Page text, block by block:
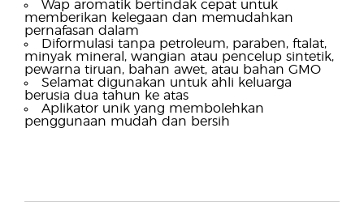
Wap aromatik bertindak cepat untuk
memberikan kelegaan dan memudahkan
pernafasan dalam
Diformulasi tanpa petroleum, paraben, ftalat,
minyak mineral, wangian atau pencelup sintetik,
pewarna tiruan, bahan awet, atau bahan GMO
Selamat digunakan untuk ahli keluarga
berusia dua tahun ke atas
Aplikator unik yang membolehkan
penggunaan mudah dan bersih